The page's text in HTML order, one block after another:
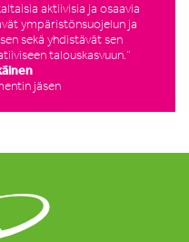
aktiivisia ja osaavia
ympäristönsuojelun ja
sekä yhdistävät sen
talouskasvuun.”
jäsen